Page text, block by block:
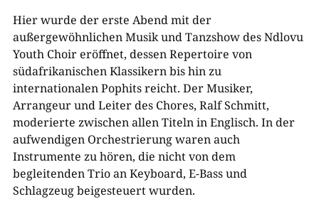
Hier wurde der erste Abend mit der
außergewöhnlichen Musik und Tanzshow des Ndlovu
Youth Choir eröffnet, dessen Repertoire von
südafrikanischen Klassikern bis hin zu
internationalen Pophits reicht. Der Musiker,
Arrangeur und Leiter des Chores, Ralf Schmitt,
moderierte zwischen allen Titeln in Englisch. In der
aufwendigen Orchestrierung waren auch
Instrumente zu hören, die nicht von dem
begleitenden Trio an Keyboard, E-Bass und
Schlagzeug beigesteuert wurden.